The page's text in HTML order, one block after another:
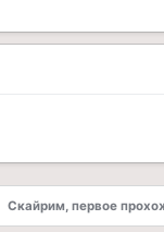
Скайрим, первое